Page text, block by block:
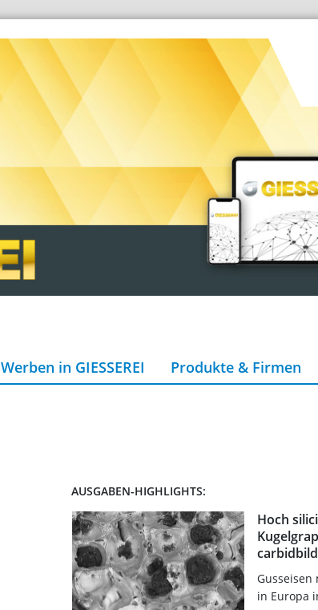
Werben in GIESSEREI Produkte & Firmen
AUSGABEN-HIGHLIGHTS:
Hoch
Gusseisen
in Europa